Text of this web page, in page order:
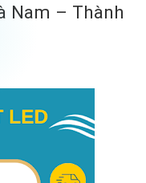
Nam – Thành